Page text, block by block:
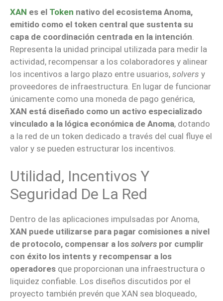
XAN es el Token nativo del ecosistema Anoma,
emitido como el token central que sustenta su
capa de coordinación centrada en la intención
Representa la unidad principal utilizada para medir la
actividad, recompensar a los colaboradores y alinear
los incentivos a largo plazo entre usuarios, solvers y
proveedores de infraestructura. En lugar de funcionar
únicamente como una moneda de pago genérica,
XAN está diseñado como un activo especializado
vinculado a la lógica económica de Anoma, dotando
a la red de un token dedicado a través del cual fluye el
valor y se pueden estructurar los incentivos.
Utilidad, Incentivos Y
Seguridad De La Red
Dentro de las aplicaciones impulsadas por Anoma,
XAN puede utilizarse para pagar comisiones a nivel
de protocolo, compensar a los solvers por cumplir
con éxito los intents y recompensar a los
operadores que proporcionan una infraestructura o
liquidez confiable. Los diseños discutidos por el
proyecto también prevén que XAN sea bloqueado,